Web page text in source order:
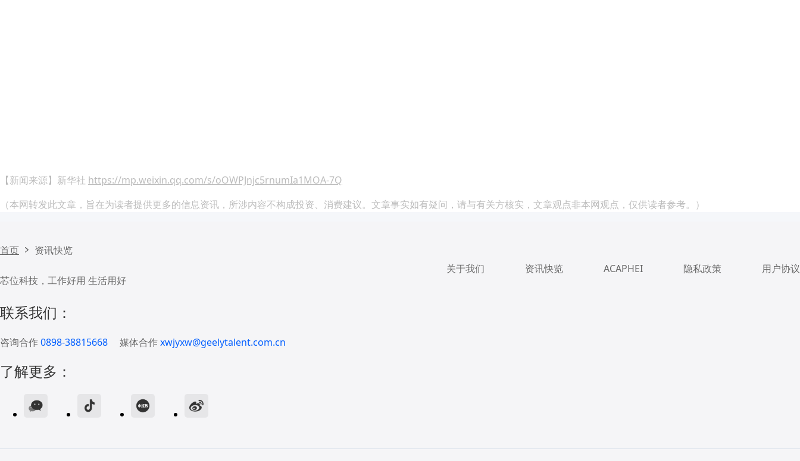
【新闻来源】新华社 https://mp.weixin.qq.com/s/oOWPJnjc5rnumIa1MOA-7Q
（本网转发此文章，旨在为读者提供更多的信息资讯，所涉内容不构成投资、消费建议。文章事实如有疑问，请与有关方核实，文章观点非本网观点，仅供读者参考。）
首页 资讯快览
芯位科技，工作好用 生活用好
联系我们：
咨询合作0898-38815668 媒体合作xwjyxw@geelytalent.com.cn
了解更多：
关于我们 资讯快览 ACAPHEI 隐私政策 用户协议